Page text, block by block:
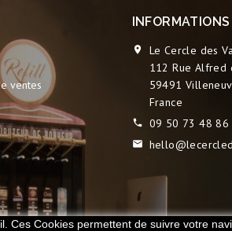
ventes
INFORMATIONS

Le Cercle des
112 Rue Alfred
59491
France
 09 50 73 48 86

Ces Cookies permettent de suivre votre